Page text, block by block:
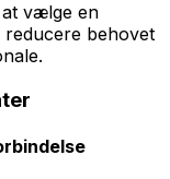
at vælge en
reducere behovet